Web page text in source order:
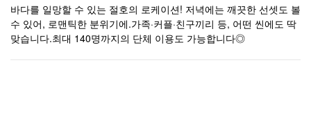
바다를 일망할 수 있는 절호의 로케이션! 저녁에는 깨끗한 선셋도 볼
수 있어, 로맨틱한 분위기에.가족·커플·친구끼리 등, 어떤 씬에도 딱
맞습니다.최대 140명까지의 단체 이용도 가능합니다◎
牡蠣小屋＆BBQ WOOD DESIGN PARK(ウッドデザインパ
ーク） 野間
愛知県知多郡美浜町小野浦二ツ廻間35－4
https://wooddesignparknoma.owst.jp/